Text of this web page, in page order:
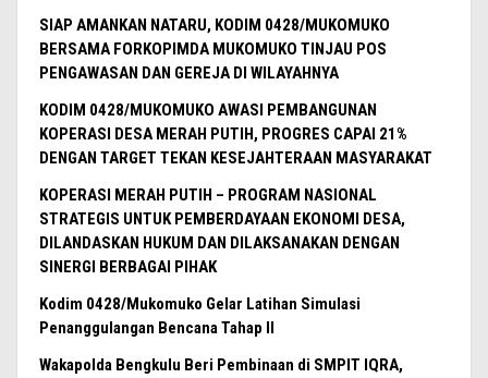
SIAP AMANKAN NATARU, KODIM 0428/MUKOMUKO
BERSAMA FORKOPIMDA MUKOMUKO TINJAU POS
PENGAWASAN DAN GEREJA DI WILAYAHNYA
KODIM 0428/MUKOMUKO AWASI PEMBANGUNAN
KOPERASI DESA MERAH PUTIH, PROGRES CAPAI 21%
DENGAN TARGET TEKAN KESEJAHTERAAN MASYARAKAT
KOPERASI MERAH PUTIH – PROGRAM NASIONAL
STRATEGIS UNTUK PEMBERDAYAAN EKONOMI DESA,
DILANDASKAN HUKUM DAN DILAKSANAKAN DENGAN
SINERGI BERBAGAI PIHAK
Kodim 0428/Mukomuko Gelar Latihan Simulasi
Penanggulangan Bencana Tahap II
Wakapolda Bengkulu Beri Pembinaan di SMPIT IQRA,